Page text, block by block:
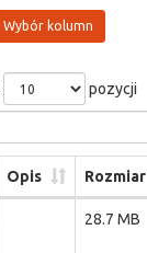
Wybór kolumn
pozycji
Opis Rozmiar
28.7 MB